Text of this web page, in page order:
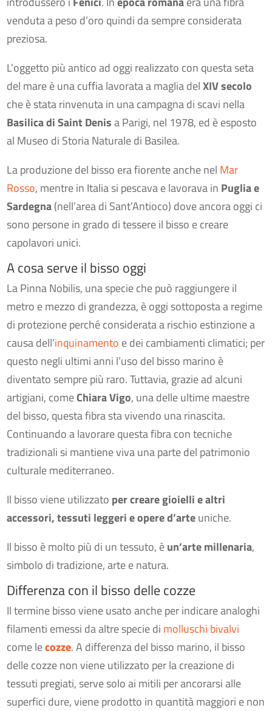
venduta a peso d’oro quindi da sempre considerata
preziosa.
L’oggetto più antico ad oggi realizzato con questa seta
del mare è una cuffia lavorata a maglia delXIV secolo
che è stata rinvenuta in una campagna di scavi nella
Basilica di Saint Denisa Parigi, nel 1978, ed è esposto
al Museo di Storia Naturale di Basilea.
La produzione del bisso era fiorente anche nel Mar
Rosso, mentre in Italia si pescava e lavorava in Puglia e
Sardegna(nell’area di Sant’Antioco) dove ancora oggi ci
sono persone in grado di tessere il bisso e creare
capolavori unici.
A cosa serve il bisso oggi
La Pinna Nobilis, una specie che può raggiungere il
metro e mezzo di grandezza, è oggi sottoposta a regime
di protezione perché considerata a rischio estinzione a
causa dell’inquinamento e dei cambiamenti climatici; per
questo negli ultimi anni l’uso del bisso marino è
diventato sempre più raro. Tuttavia, grazie ad alcuni
artigiani, comeChiara Vigo, una delle ultime maestre
del bisso, questa fibra sta vivendo una rinascita.
Continuando a lavorare questa fibra con tecniche
tradizionali si mantiene viva una parte del patrimonio
culturale mediterraneo.
Il bisso viene utilizzato per creare gioielli e altri
accessori, tessuti leggeri e opere d’arteuniche.
Il bisso è molto più di un tessuto, èun’arte millenaria,
simbolo di tradizione, arte e natura.
Differenza con il bisso delle cozze
Il termine bisso viene usato anche per indicare analoghi
filamenti emessi da altre specie di molluschi bivalvi
come lecozze. A differenza del bisso marino, il bisso
delle cozze non viene utilizzato per la creazione di
tessuti pregiati, serve solo ai mitili per ancorarsi alle
superfici dure, viene prodotto in quantità maggiori e non